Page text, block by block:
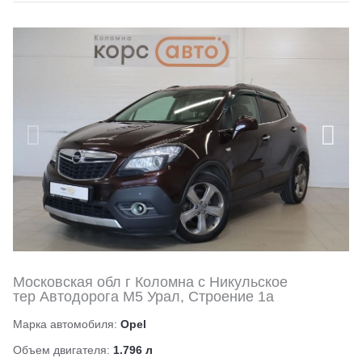
Московская обл г Коломна с Никульское
тер Автодорога М5 Урал, Строение 1а
Марка автомобиля: Opel
Объем двигателя: 1.796 л